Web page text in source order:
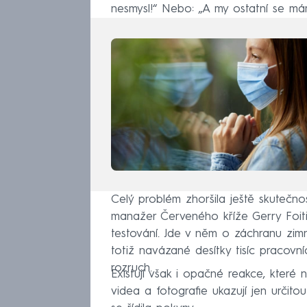
nesmysl!“ Nebo: „A my ostatní se
Celý problém zhoršila ještě
manažer Červeného kříže Gerry
testování. Jde v něm o záchranu
totiž navázané desítky tisíc
rozruch.
Existují však i opačné reakce, které
videa a fotografie ukazují jen